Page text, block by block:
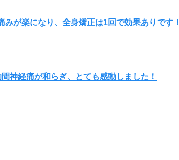
みが楽になり、全身矯正は1回で効果ありです！
神経痛が和らぎ、とても感動しました！